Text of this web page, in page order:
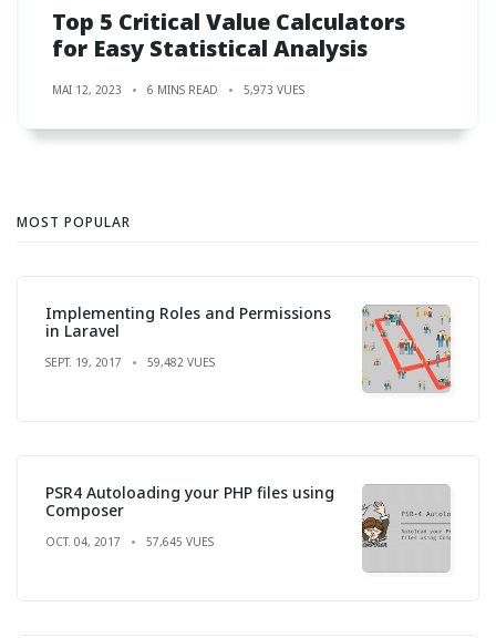
Top 5 Critical Value Calculators
for Easy Statistical Analysis
MAI 12, 2023 6 MINS READ 5,973 VUES
MOST POPULAR
Implementing Roles and Permissions
in Laravel
SEPT. 19, 2017 59,482 VUES
PSR4 Autoloading your PHP files using
Composer
OCT. 04, 2017 57,645 VUES